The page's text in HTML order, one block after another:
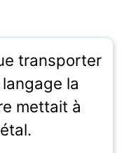
transporter
la
mettait à